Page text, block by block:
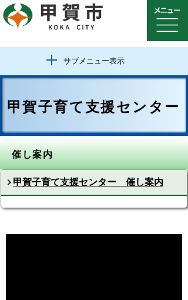
サブメニュー表示
甲賀子育て支援センター
催し案内
甲賀子育て支援センター 催し案内